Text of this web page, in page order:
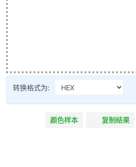
转换格式为:
颜色样本 复制结果